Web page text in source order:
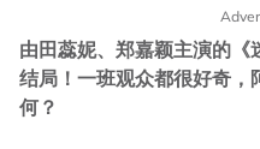
由田蕊妮、郑嘉颖主演的
结局！一班观众都很好奇，
何？